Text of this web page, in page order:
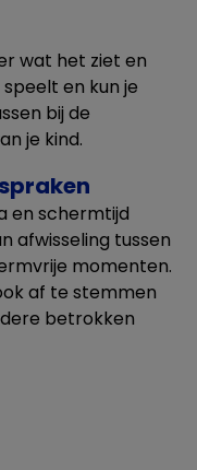
wat het ziet en
en kun je
bij de
je kind.
en schermtijd
afwisseling tussen
momenten.
af te stemmen
betrokken